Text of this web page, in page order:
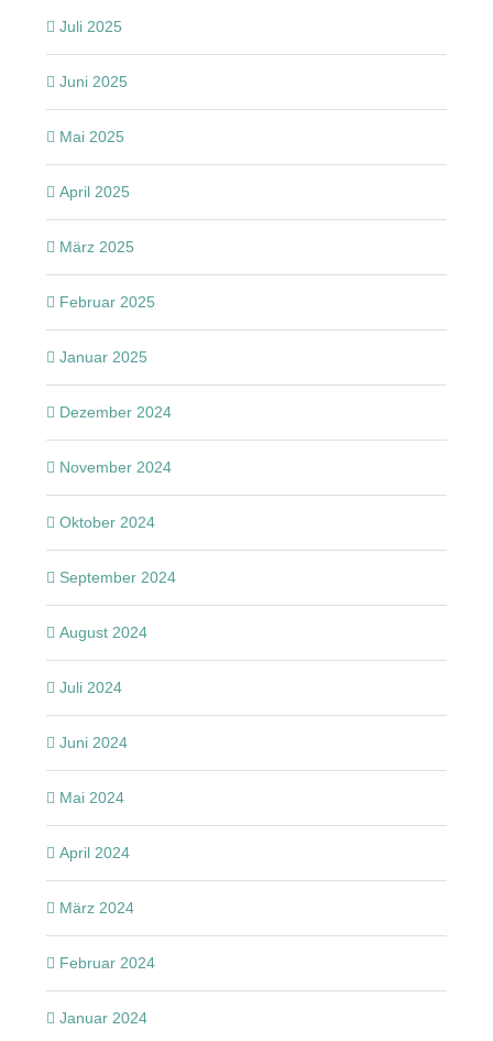
Juli 2025
Juni 2025
Mai 2025
April 2025
März 2025
Februar 2025
Januar 2025
Dezember 2024
November 2024
Oktober 2024
September 2024
August 2024
Juli 2024
Juni 2024
Mai 2024
April 2024
März 2024
Februar 2024
Januar 2024